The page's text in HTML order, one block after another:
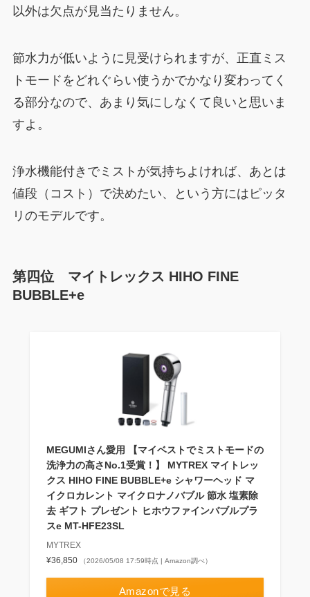
以外は欠点が見当たりません。
節水力が低いように見受けられますが、正直ミス
トモードをどれぐらい使うかでかなり変わってく
る部分なので、あまり気にしなくて良いと思いま
すよ。
浄水機能付きでミストが気持ちよければ、あとは
値段（コスト）で決めたい、という方にはピッタ
リのモデルです。
第四位 マイトレックス HIHO FINE
BUBBLE+e
MEGUMIさん愛用 【マイベストでミストモードの
洗浄力の高さNo.1受賞！】 MYTREX マイトレッ
クス HIHO FINE BUBBLE+e シャワーヘッド マ
イクロカレント マイクロナノバブル 節水 塩素除
去 ギフト プレゼント ヒホウファインバブルプラ
スe MT-HFE23SL
MYTREX
¥36,850
（2026/05/08 17:59時点 | Amazon調べ）
Amazonで見る